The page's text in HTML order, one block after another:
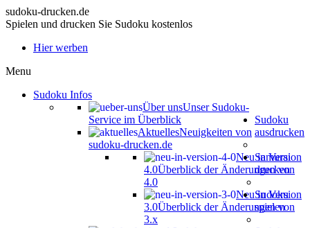
sudoku-drucken.de
Spielen und drucken Sie Sudoku kostenlos
Hier werben
Menu
Sudoku Infos
Über unsUnser Sudoku-
Service im Überblick
AktuellesNeuigkeiten von
sudoku-drucken.de
Neu in Version
4.0Überblick der Änderungen von
4.0
Neu in Version
3.0Überblick der Änderungen von
3.x
Sudoku
ausdrucken
Samurai
drucken
Sudoku
spielen